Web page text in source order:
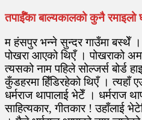
तपाईँका बाल्यकालको कुनै
म हंसपुर भन्ने सुन्दर गाउँमा बस्थेँ
पोखरा आएको थिएँ । पोखराको
त्यसको नाम पहिले सोल्जर्स बोर्ड
कुँडहरमा हिँडिरहेको थिएँ । त्यहाँ
धर्मराज थापालाई भेटेँ । धर्मराज
साहित्यकार, गीतकार ! उहाँलाई